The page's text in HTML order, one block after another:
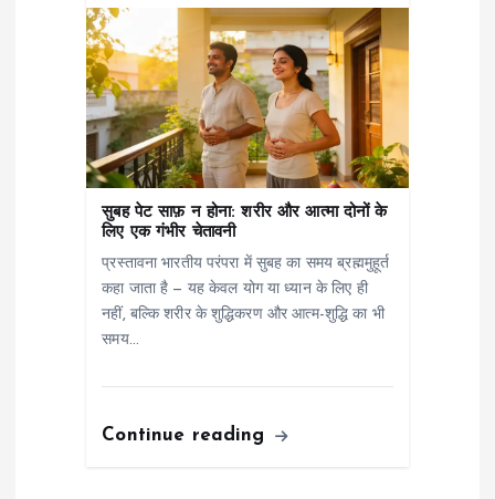
सुबह पेट साफ़ न होना: शरीर और आत्मा दोनों के
लिए एक गंभीर चेतावनी
प्रस्तावना भारतीय परंपरा में सुबह का समय ब्रह्ममुहूर्त
कहा जाता है — यह केवल योग या ध्यान के लिए ही
नहीं, बल्कि शरीर के शुद्धिकरण और आत्म-शुद्धि का भी
समय…
Continue reading